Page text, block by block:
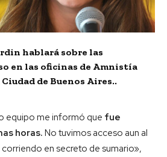
hablará sobre las
en las oficinas de Amnistía
de Buenos Aires..
equipo me informó que fue
horas.No tuvimos acceso aun al
en secreto de sumario»,